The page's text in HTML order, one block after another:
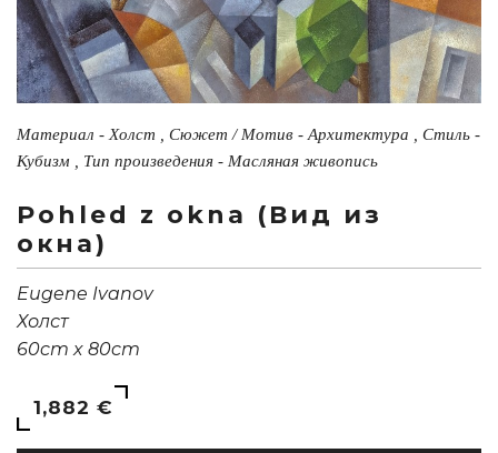
Материал - Холст , Сюжет / Мотив - Архитектура , Стиль -
Кубизм , Тип произведения - Масляная живопись
Pohled z okna (Вид из
окна)
Eugene Ivanov
Холст
60cm x 80cm
1,882 €